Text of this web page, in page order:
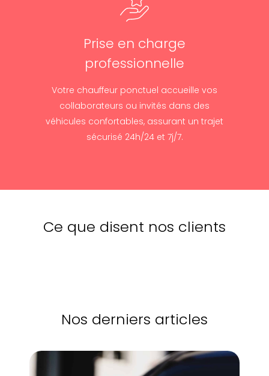
Prise en charge
professionnelle
Votre chauffeur ponctuel accueille vos
collaborateurs ou invités dans des
véhicules confortables, assurant un trajet
sécurisé 24h/24 et 7j/7.
Ce que disent nos clients
Nos derniers articles